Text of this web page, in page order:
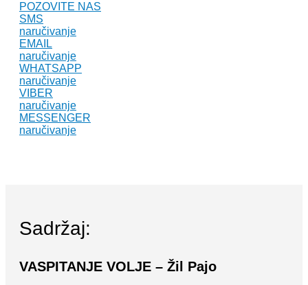
POZOVITE NAS
SMS
naručivanje
EMAIL
naručivanje
WHATSAPP
naručivanje
VIBER
naručivanje
MESSENGER
naručivanje
Sadržaj:
VASPITANJE VOLJE – Žil Pajo